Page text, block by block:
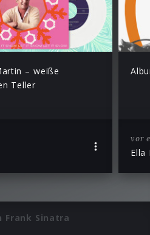
– weiße
Teller
vor
Ella
Frank Sinatra